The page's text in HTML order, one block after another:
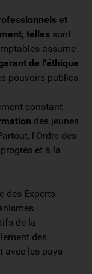
et
telles sont
assume
de l'éthique
pouvoirs publics
constant
des jeunes
l'Ordre des
et à la
des Experts-
de la
des
avec les pays